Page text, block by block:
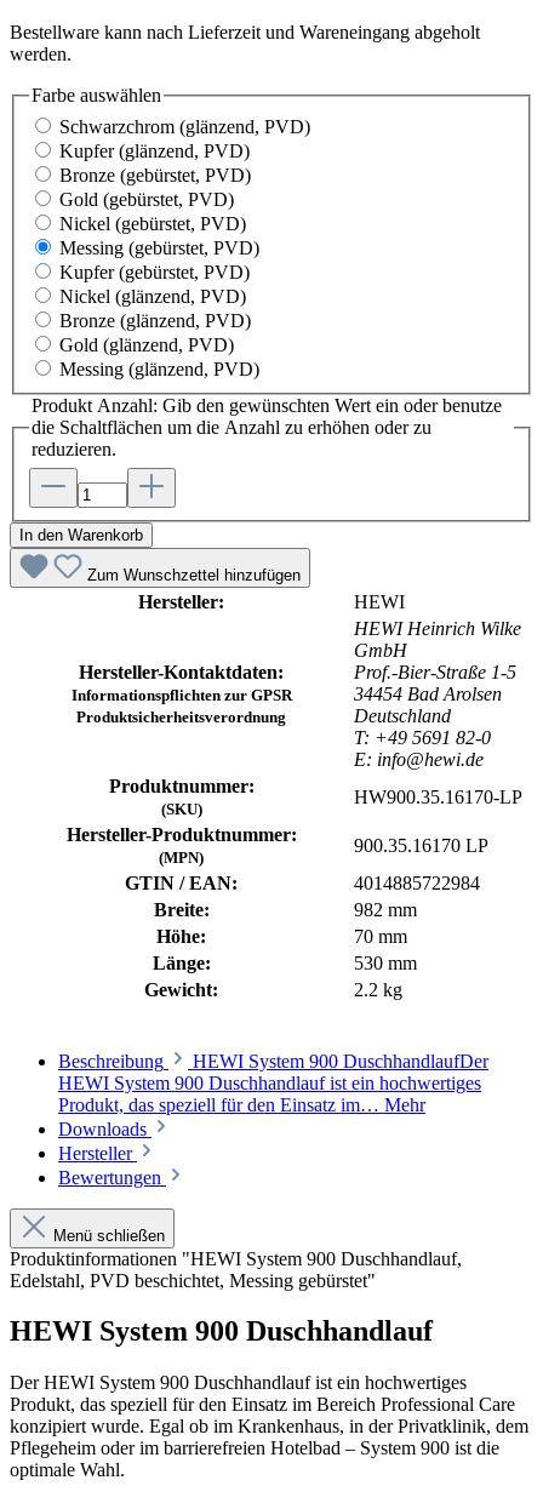
Bestellware kann nach Lieferzeit und Wareneingang abgeholt
werden.
Farbe auswählen
Schwarzchrom (glänzend, PVD)
Kupfer (glänzend, PVD)
Bronze (gebürstet, PVD)
Gold (gebürstet, PVD)
Nickel (gebürstet, PVD)
Messing (gebürstet, PVD)
Kupfer (gebürstet, PVD)
Nickel (glänzend, PVD)
Bronze (glänzend, PVD)
Gold (glänzend, PVD)
Messing (glänzend, PVD)
Produkt Anzahl: Gib den gewünschten Wert ein oder benutze
die Schaltflächen um die Anzahl zu erhöhen oder zu
reduzieren.
In den Warenkorb
Zum Wunschzettel hinzufügen
Hersteller: HEWI
Hersteller-Kontaktdaten:
Informationspflichten zur GPSR
Produktsicherheitsverordnung
HEWI Heinrich Wilke
GmbH
Prof.-Bier-Straße 1-5
34454 Bad Arolsen
Deutschland
T: +49 5691 82-0
E: info@hewi.de
Produktnummer:
(SKU)
HW900.35.16170-LP
Hersteller-Produktnummer:
(MPN)
900.35.16170 LP
GTIN / EAN:
4014885722984
Breite:
982 mm
Höhe:
70 mm
Länge:
530 mm
Gewicht:
2.2 kg
Beschreibung
HEWI System 900 DuschhandlaufDer
HEWI System 900 Duschhandlauf ist ein hochwertiges
Produkt, das speziell für den Einsatz im… Mehr
Downloads
Hersteller
Bewertungen
Menü schließen
Produktinformationen "HEWI System 900 Duschhandlauf,
Edelstahl, PVD beschichtet, Messing gebürstet"
HEWI System 900 Duschhandlauf
Der HEWI System 900 Duschhandlauf ist ein hochwertiges
Produkt, das speziell für den Einsatz im Bereich Professional Care
konzipiert wurde. Egal ob im Krankenhaus, in der Privatklinik, dem
Pflegeheim oder im barrierefreien Hotelbad – System 900 ist die
optimale Wahl.